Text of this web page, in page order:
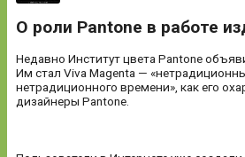
О роли Pantone в работе
Недавно Институт цвета Pantone
Им стал Viva Magenta —
нетрадиционного времени», как его
дизайнеры Pantone.